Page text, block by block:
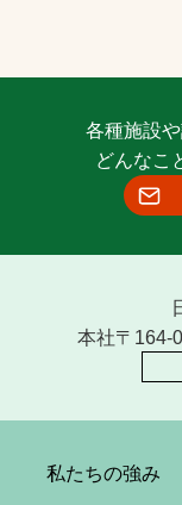
各種施設
どんなこ
本社〒164-
私たちの強み